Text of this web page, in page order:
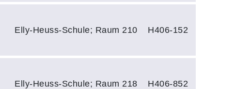
Elly-Heuss-Schule; Raum 210 H406-152
Elly-Heuss-Schule; Raum 218 H406-852